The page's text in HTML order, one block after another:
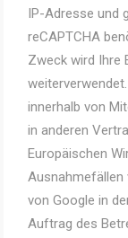
IP-Adresse und
reCAPTCHA
Zweck wird Ihre
innerhalb von
in anderen
Europäischen
Ausnahmefällen
von Google in
Auftrag des